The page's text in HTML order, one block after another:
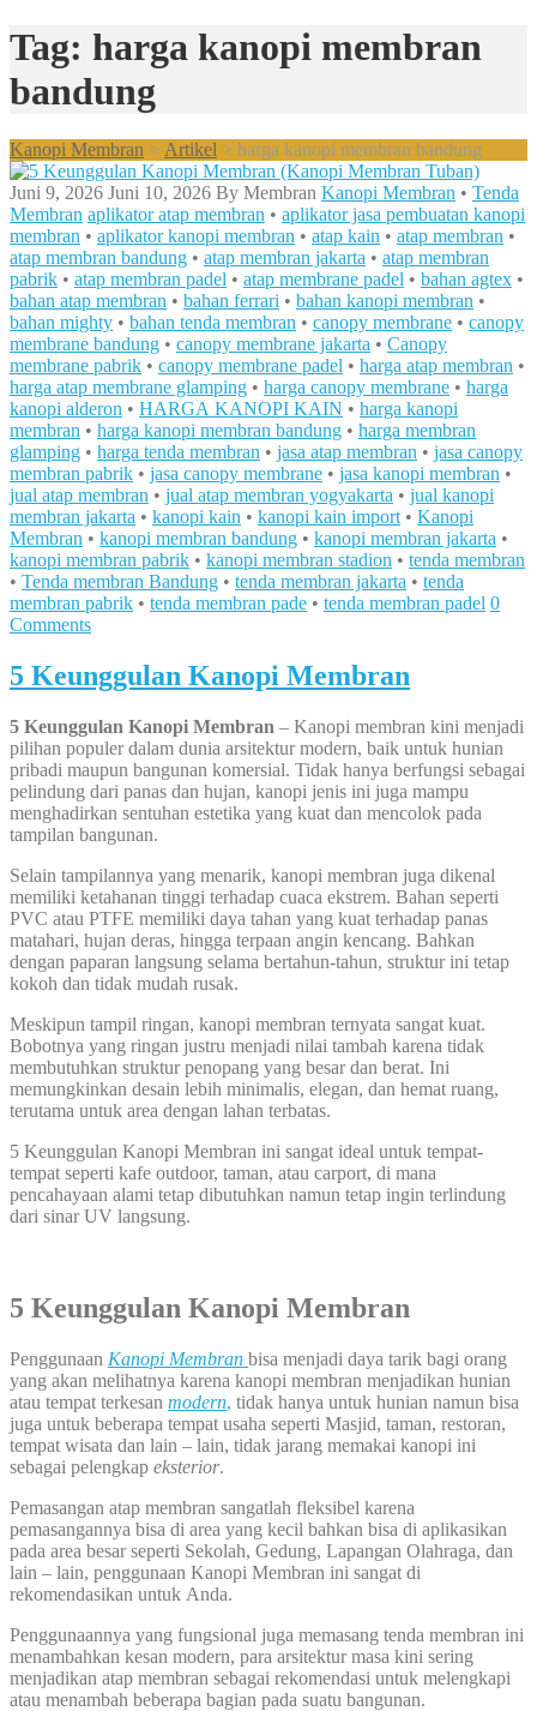
Tag: harga kanopi membran
bandung
Kanopi Membran > Artikel > harga kanopi membran bandung
Juni 9, 2026 Juni 10, 2026 By Membran Kanopi Membran • Tenda
Membran aplikator atap membran • aplikator jasa pembuatan kanopi
membran • aplikator kanopi membran • atap kain • atap membran •
atap membran bandung • atap membran jakarta • atap membran
pabrik • atap membran padel • atap membrane padel • bahan agtex •
bahan atap membran • bahan ferrari • bahan kanopi membran •
bahan mighty • bahan tenda membran • canopy membrane • canopy
membrane bandung • canopy membrane jakarta • Canopy
membrane pabrik • canopy membrane padel • harga atap membran •
harga atap membrane glamping • harga canopy membrane • harga
kanopi alderon • HARGA KANOPI KAIN • harga kanopi
membran • harga kanopi membran bandung • harga membran
glamping • harga tenda membran • jasa atap membran • jasa canopy
membran pabrik • jasa canopy membrane • jasa kanopi membran •
jual atap membran • jual atap membran yogyakarta • jual kanopi
membran jakarta • kanopi kain • kanopi kain import • Kanopi
Membran • kanopi membran bandung • kanopi membran jakarta •
kanopi membran pabrik • kanopi membran stadion • tenda membran
• Tenda membran Bandung • tenda membran jakarta • tenda
membran pabrik • tenda membran pade • tenda membran padel 0
Comments
5 Keunggulan Kanopi Membran
5 Keunggulan Kanopi Membran – Kanopi membran kini menjadi
pilihan populer dalam dunia arsitektur modern, baik untuk hunian
pribadi maupun bangunan komersial. Tidak hanya berfungsi sebagai
pelindung dari panas dan hujan, kanopi jenis ini juga mampu
menghadirkan sentuhan estetika yang kuat dan mencolok pada
tampilan bangunan.
Selain tampilannya yang menarik, kanopi membran juga dikenal
memiliki ketahanan tinggi terhadap cuaca ekstrem. Bahan seperti
PVC atau PTFE memiliki daya tahan yang kuat terhadap panas
matahari, hujan deras, hingga terpaan angin kencang. Bahkan
dengan paparan langsung selama bertahun-tahun, struktur ini tetap
kokoh dan tidak mudah rusak.
Meskipun tampil ringan, kanopi membran ternyata sangat kuat.
Bobotnya yang ringan justru menjadi nilai tambah karena tidak
membutuhkan struktur penopang yang besar dan berat. Ini
memungkinkan desain lebih minimalis, elegan, dan hemat ruang,
terutama untuk area dengan lahan terbatas.
5 Keunggulan Kanopi Membran ini sangat ideal untuk tempat-
tempat seperti kafe outdoor, taman, atau carport, di mana
pencahayaan alami tetap dibutuhkan namun tetap ingin terlindung
dari sinar UV langsung.
5 Keunggulan Kanopi Membran
Penggunaan Kanopi Membran bisa menjadi daya tarik bagi orang
yang akan melihatnya karena kanopi membran menjadikan hunian
atau tempat terkesan modern, tidak hanya untuk hunian namun bisa
juga untuk beberapa tempat usaha seperti Masjid, taman, restoran,
tempat wisata dan lain – lain, tidak jarang memakai kanopi ini
sebagai pelengkap eksterior.
Pemasangan atap membran sangatlah fleksibel karena
pemasangannya bisa di area yang kecil bahkan bisa di aplikasikan
pada area besar seperti Sekolah, Gedung, Lapangan Olahraga, dan
lain – lain, penggunaan Kanopi Membran ini sangat di
rekomendasikan untuk Anda.
Penggunaannya yang fungsional juga memasang tenda membran ini
menambahkan kesan modern, para arsitektur masa kini sering
menjadikan atap membran sebagai rekomendasi untuk melengkapi
atau menambah beberapa bagian pada suatu bangunan.